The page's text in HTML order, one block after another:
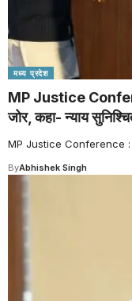
मध्य प्रदेश
MP Justice
जोर, कहा- न्याय
MP Justice Conference :
ByAbhishek Singh